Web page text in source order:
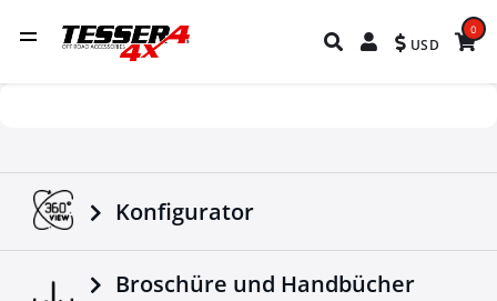
USD
0
Konfigurator
Broschüre und Handbücher